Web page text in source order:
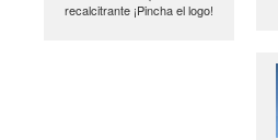
recalcitrante ¡Pincha el logo!